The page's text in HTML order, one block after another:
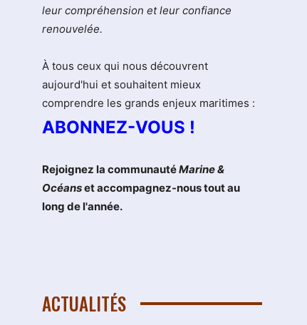
leur compréhension et leur confiance
renouvelée.
À tous ceux qui nous découvrent
aujourd'hui et souhaitent mieux
comprendre les grands enjeux maritimes :
ABONNEZ-VOUS !
Rejoignez la communautéMarine &
Océanset accompagnez-nous tout au
long de l'année.
ACTUALITÉS